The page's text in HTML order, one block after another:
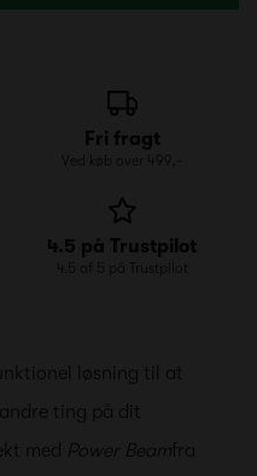
Fri fragt
Ved køb over 499,-
4.5 på Trustpilot
4.5 af 5 på Trustpilot
løsning til at
ting på dit
med Power Beam fra